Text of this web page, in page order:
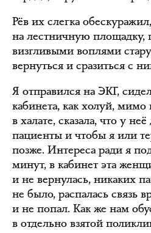
Рёв их слегка
на лестничную площадку,
визгливыми воплями
вернуться и сразиться с
Я отправился на ЭКГ,
кабинета, как холуй,
в халате, сказала, что у
пациенты и чтобы я или
позже. Интереса ради я
минут, в кабинет эта
и не вернулась, никаких
не было, распалась связь
и не попал. Как же нам
в отдельно взятой